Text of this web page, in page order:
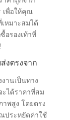
เพื่อให้คุณ
หมาะสมได้
อรองเท้าที่
งตรงจาก
านเป็นทาง
ได้ราคาที่สม
พสูง โดยตรง
ประหยัดค่าใช้